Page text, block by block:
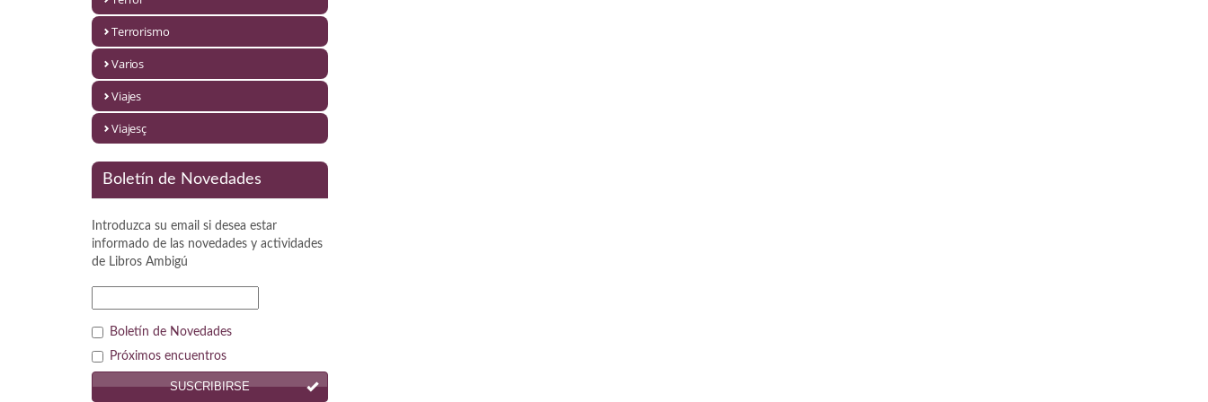
Psicología. Educación
Segunda Guerra Mundial
Terrorismo
Varios
Viajes
Viajesç
Boletín de Novedades
Introduzca su email si desea estar
informado de las novedades y actividades
de Libros Ambigú
Boletín de Novedades
Próximos encuentros
SUSCRIBIRSE